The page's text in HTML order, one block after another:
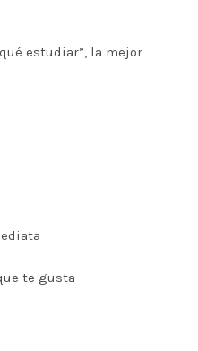
estudiar”, la mejor
te gusta